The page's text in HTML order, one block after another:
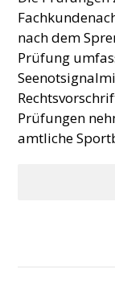
nach dem
Prüfung
Prüfungen
amtliche